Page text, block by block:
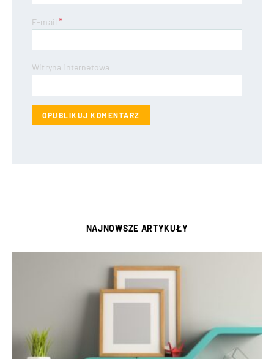
E-mail*
Witryna internetowa
NAJNOWSZE ARTYKUŁY